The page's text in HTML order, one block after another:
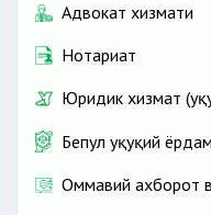
Адвокат хизмати
Нотариат
Юридик хизмат
Бепул ҳуқуқий ёрдам
Оммавий ахборот